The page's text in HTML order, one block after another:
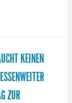
KEINEN
ZUR